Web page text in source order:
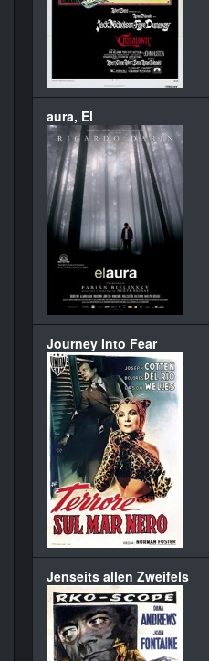
aura, El
Journey Into Fear
Jenseits allen Zweifels